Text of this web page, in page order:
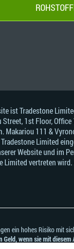
ist Tradestone
1st Floor,
111 &
Limited
Website und im
Limited vertreten
ein hohes Risiko mit
wenn sie mit diesem